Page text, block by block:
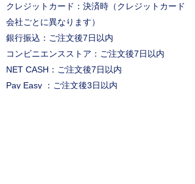
クレジットカード：決済時（クレジットカード
会社ごとに異なります）
銀行振込：ご注文後7日以内
コンビニエンスストア：ご注文後7日以内
NET CASH：ご注文後7日以内
Pay Easy ：ご注文後3日以内